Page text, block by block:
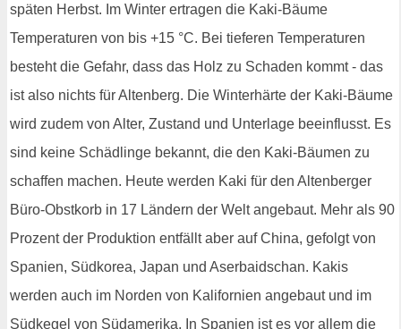
späten Herbst. Im Winter ertragen die Kaki-Bäume
Temperaturen von bis +15 °C. Bei tieferen Temperaturen
besteht die Gefahr, dass das Holz zu Schaden kommt - das
ist also nichts für Altenberg. Die Winterhärte der Kaki-Bäume
wird zudem von Alter, Zustand und Unterlage beeinflusst. Es
sind keine Schädlinge bekannt, die den Kaki-Bäumen zu
schaffen machen. Heute werden Kaki für den Altenberger
Büro-Obstkorb in 17 Ländern der Welt angebaut. Mehr als 90
Prozent der Produktion entfällt aber auf China, gefolgt von
Spanien, Südkorea, Japan und Aserbaidschan. Kakis
werden auch im Norden von Kalifornien angebaut und im
Südkegel von Südamerika. In Spanien ist es vor allem die